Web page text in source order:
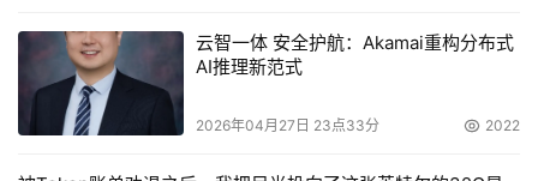
云智一体 安全护航：Akamai重构分布式
AI推理新范式
2026年04月27日 23点33分 2022